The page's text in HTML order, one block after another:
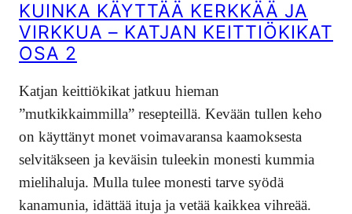
KUINKA KÄYTTÄÄ KERKKÄÄ JA
VIRKKUA – KATJAN KEITTIÖKIKAT
OSA 2
Katjan keittiökikat jatkuu hieman
”mutkikkaimmilla” resepteillä. Kevään tullen keho
on käyttänyt monet voimavaransa kaamoksesta
selvitäkseen ja keväisin tuleekin monesti kummia
mielihaluja. Mulla tulee monesti tarve syödä
kanamunia, idättää ituja ja vetää kaikkea vihreää.